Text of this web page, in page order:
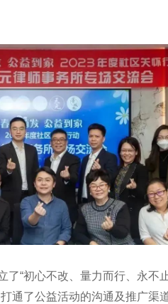
“初心不改、量力而行、永不
通了公益活动的沟通及推广渠